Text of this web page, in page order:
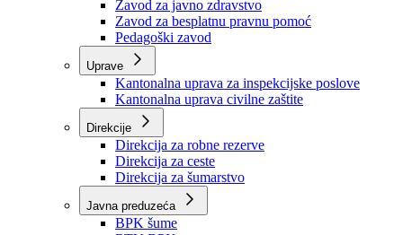
Zavodi
Zavod zdravstvenog osiguranja
Zavod za javno zdravstvo
Zavod za besplatnu pravnu pomoć
Pedagoški zavod
Kantonalna uprava za inspekcijske poslove
Kantonalna uprava civilne zaštite
Direkcije
Direkcija za robne rezerve
Direkcija za ceste
Direkcija za šumarstvo